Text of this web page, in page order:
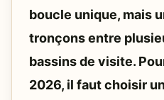
boucle unique, mais
tronçons entre
bassins de visite.
2026, il faut choisir